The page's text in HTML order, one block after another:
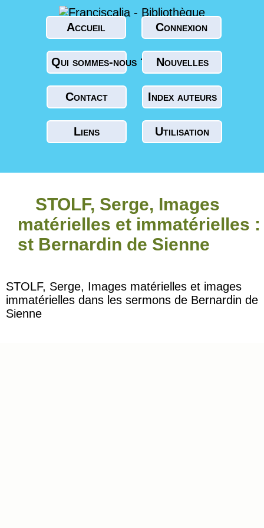
Accueil Connexion
Qui sommes-nous ? Nouvelles
Contact Index auteurs
Liens Utilisation
STOLF, Serge, Images
matérielles et immatérielles :
st Bernardin de Sienne
STOLF, Serge, Images matérielles et images
immatérielles dans les sermons de Bernardin de
Sienne